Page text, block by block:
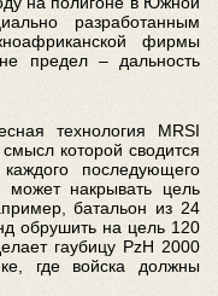
разработанным
фирмы
предел – дальность
технология MRSI
которой сводится
последующего
накрывать цель
батальон из 24
обрушить на цель 120
гаубицу PzH 2000
где войска должны